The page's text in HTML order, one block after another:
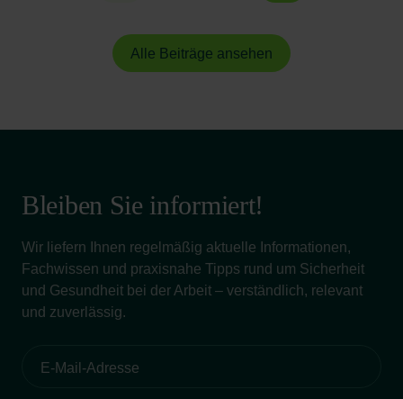
Alle Beiträge ansehen
Bleiben Sie informiert!
Wir liefern Ihnen regelmäßig aktuelle Informationen,
Fachwissen und praxisnahe Tipps rund um Sicherheit
und Gesundheit bei der Arbeit – verständlich, relevant
und zuverlässig.